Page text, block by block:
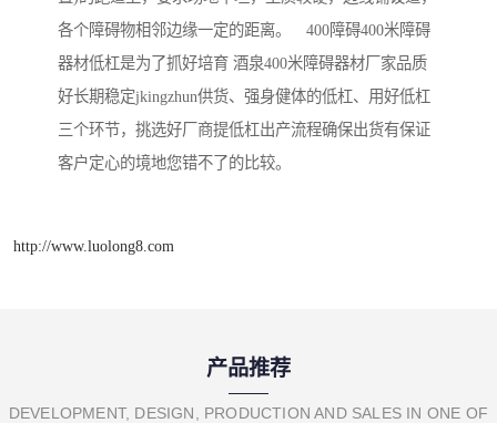
各个障碍物相邻边缘一定的距离。 400障碍400米障碍
器材低杠是为了抓好培育 酒泉400米障碍器材厂家品质
好长期稳定jkingzhun供货、强身健体的低杠、用好低杠
三个环节，挑选好厂商提低杠出产流程确保出货有保证
客户定心的境地您错不了的比较。
http://www.luolong8.com
产品推荐
DEVELOPMENT, DESIGN, PRODUCTION AND SALES IN ONE OF